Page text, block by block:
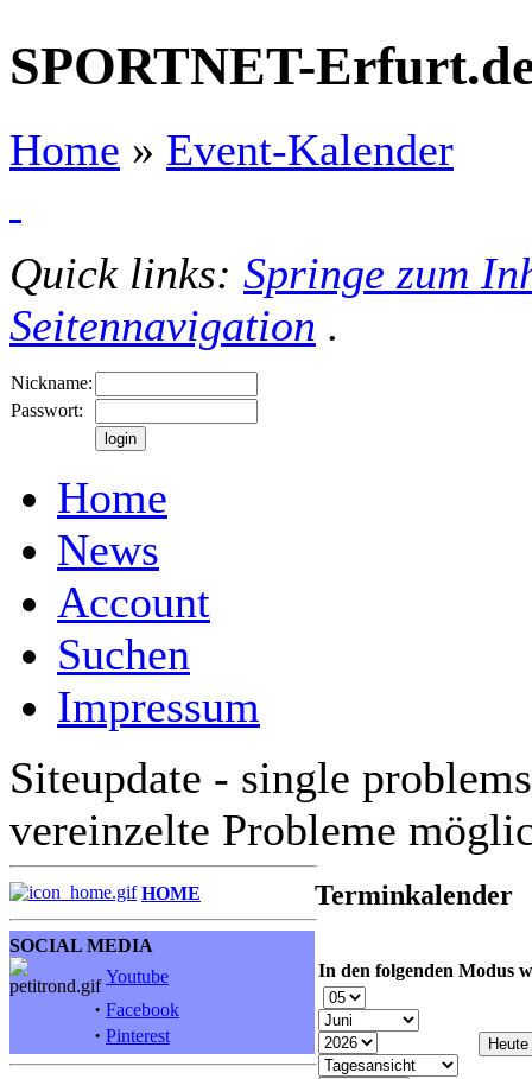
SPORTNET-
Home » Event-Kalender
Quick links: Springe zum
Seitennavigation .
Nickname:
Passwort:
Home
News
Account
Suchen
Impressum
Siteupdate - single
vereinzelte Probleme
HOME
SOCIAL MEDIA
Youtube
· Facebook
· Pinterest
Terminkalender
In den folgenden Modus